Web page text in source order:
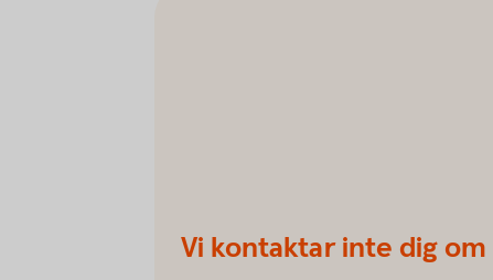
Vi kontaktar inte dig